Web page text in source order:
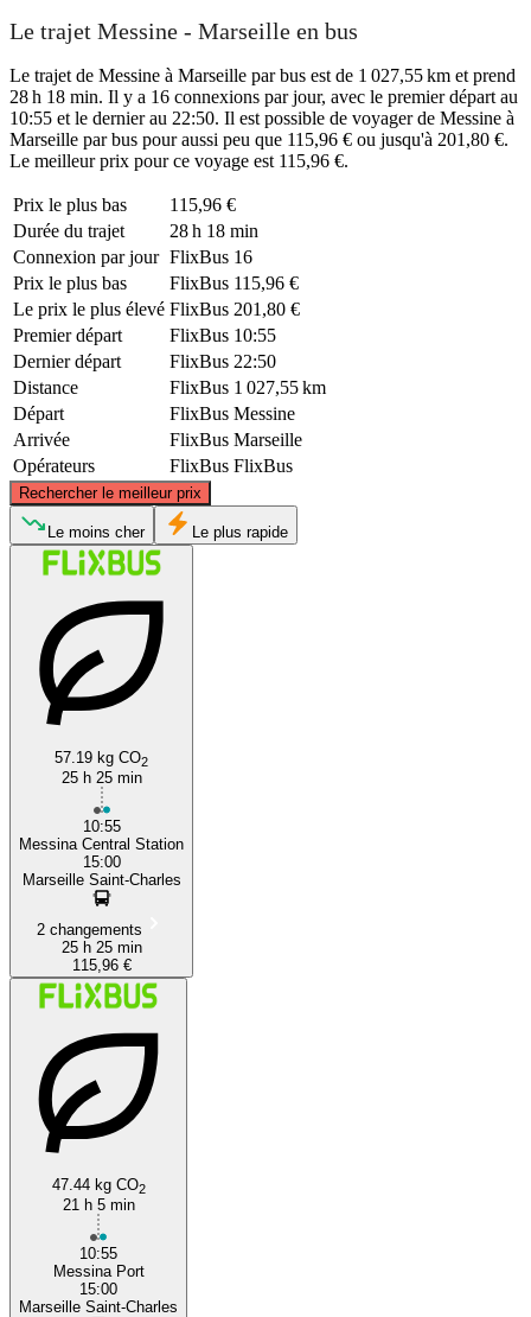
Le trajet Messine - Marseille en bus
Le trajet de Messine à Marseille par bus est de 1 027,55 km et prend
28 h 18 min. Il y a 16 connexions par jour, avec le premier départ au
10:55 et le dernier au 22:50. Il est possible de voyager de Messine à
Marseille par bus pour aussi peu que 115,96 € ou jusqu'à 201,80 €.
Le meilleur prix pour ce voyage est 115,96 €.
Prix ​​le plus bas
115,96 €
Durée du trajet
28 h 18 min
Connexion par jour FlixBus 16
Prix ​​le plus bas
FlixBus 115,96 €
Le prix le plus élevé FlixBus 201,80 €
Premier départ
FlixBus 10:55
Dernier départ
FlixBus 22:50
Distance
FlixBus 1 027,55 km
Départ
FlixBus Messine
Arrivée
FlixBus Marseille
Opérateurs
FlixBus FlixBus
Rechercher le meilleur prix
Marseille
©CARTO
Le moins cher Le plus rapide
57.19 kg CO2
25 h 25 min
10:55
Messina Central Station
15:00
Marseille Saint-Charles
2 changements
25 h 25 min
115,96 €
47.44 kg CO2
21 h 5 min
10:55
Messina Port
15:00
Marseille Saint-Charles